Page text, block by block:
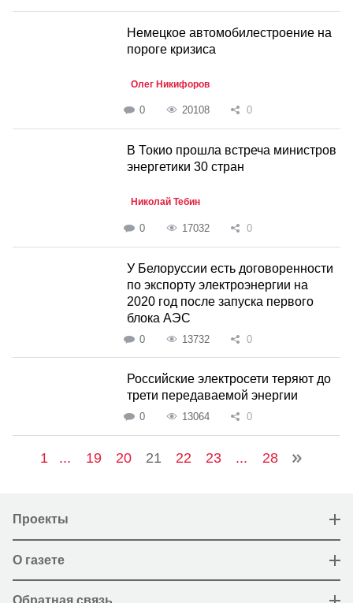
Немецкое автомобилестроение на
пороге кризиса
Олег Никифоров
0 20108 0
В Токио прошла встреча министров
энергетики 30 стран
Николай Тебин
0 17032 0
У Белоруссии есть договоренности
по экспорту электроэнергии на
2020 год после запуска первого
блока АЭС
0 13732 0
Российские электросети теряют до
трети передаваемой энергии
0 13064 0
1 ... 19 20 21 22 23 ... 28
Проекты
О газете